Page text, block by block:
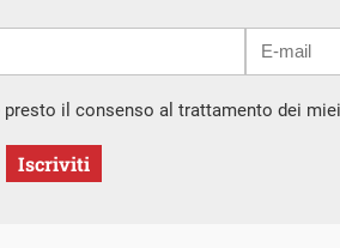
il consenso al trattamento dei
Iscriviti